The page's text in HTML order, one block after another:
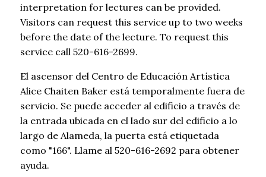
interpretation for lectures can be provided.
Visitors can request this service up to two weeks
before the date of the lecture. To request this
service call 520-616-2699.
El ascensor del Centro de Educación Artística
Alice Chaiten Baker está temporalmente fuera de
servicio. Se puede acceder al edificio a través de
la entrada ubicada en el lado sur del edificio a lo
largo de Alameda, la puerta está etiquetada
como "166". Llame al 520-616-2692 para obtener
ayuda.